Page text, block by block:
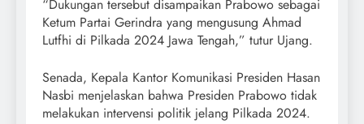
“Dukungan tersebut disampaikan Prabowo sebagai
Ketum Partai Gerindra yang mengusung Ahmad
Lutfhi di Pilkada 2024 Jawa Tengah,” tutur Ujang.
Senada, Kepala Kantor Komunikasi Presiden Hasan
Nasbi menjelaskan bahwa Presiden Prabowo tidak
melakukan intervensi politik jelang Pilkada 2024.